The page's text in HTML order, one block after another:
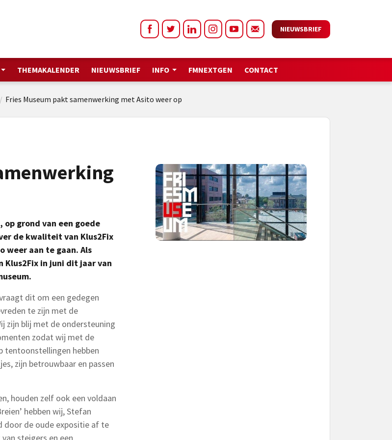
NIEUWSBRIEF
THEMAKALENDER NIEUWSBRIEF INFO FMNEXTGEN CONTACT
/ Fries Museum pakt samenwerking met Asito weer op
grond van een goede
de kwaliteit van Klus2Fix
weer aan te gaan. Als
in juni dit jaar van
dit om een gedegen
te zijn met de
zijn blij met de ondersteuning
zodat wij met de
tentoonstellingen hebben
zijn betrouwbaar en passen
houden zelf ook een voldaan
hebben wij, Stefan
door de oude expositie af te